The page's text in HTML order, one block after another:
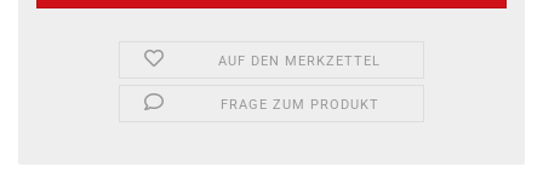
AUF DEN MERKZETTEL
FRAGE ZUM PRODUKT